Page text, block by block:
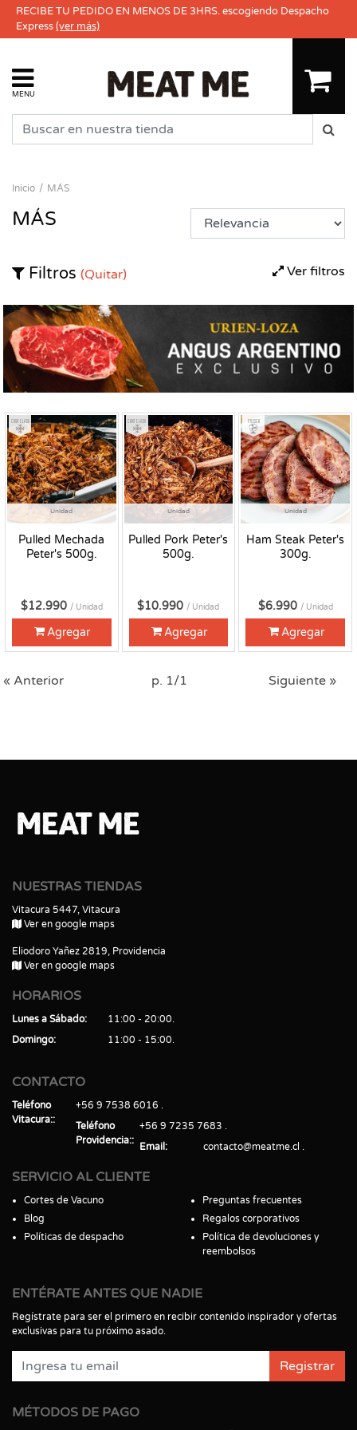
RECIBE TU PEDIDO EN MENOS DE 3HRS. escogiendo Despacho
Express(ver más)
MENU
Inicio MÁS
MÁS
Ver filtros
Filtros (Quitar)
Unidad
Pulled Mechada
Peter's 500g.
Congelado
$12.990 / Unidad
Agregar
Unidad
Pulled Pork Peter's
500g.
Congelado
$10.990 / Unidad
Agregar
Unidad
Ham Steak Peter's
300g.
Fresco
$6.990 / Unidad
Agregar
« Anterior p. 1/1 Siguiente »
NUESTRAS TIENDAS
Vitacura 5447, Vitacura
Ver en google maps
Eliodoro Yañez 2819, Providencia
Ver en google maps
HORARIOS
Lunes a Sábado
11:00 - 20:00
Domingo
11:00 - 15:00
CONTACTO
Teléfono
Vitacura:
+56 9 7538 6016
Teléfono
Providencia:
+56 9 7235 7683
Email
contacto@meatme.cl
SERVICIO AL CLIENTE
Cortes de Vacuno
Blog
Políticas de despacho
Preguntas frecuentes
Regalos corporativos
Política de devoluciones y
reembolsos
ENTÉRATE ANTES QUE NADIE
Regístrate para ser el primero en recibir contenido inspirador y ofertas
exclusivas para tu próximo asado.
Registrar
MÉTODOS DE PAGO